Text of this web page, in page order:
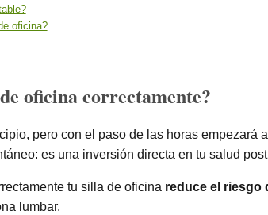
oficina?
oficina correctamente?
pero con el paso de las horas empezará
es una inversión directa en tu salud
tu silla de oficina reduce el riesgo
lumbar.